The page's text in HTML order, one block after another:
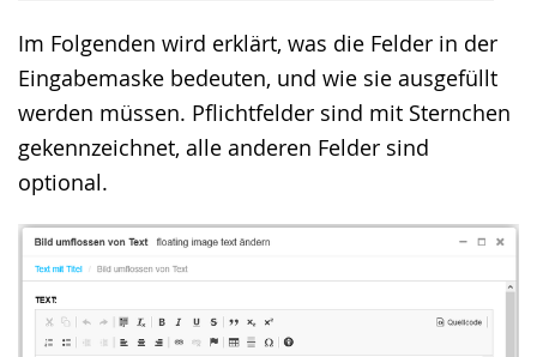
Im Folgenden wird erklärt, was die Felder in der
Eingabemaske bedeuten, und wie sie ausgefüllt
werden müssen. Pflichtfelder sind mit Sternchen
gekennzeichnet, alle anderen Felder sind
optional.